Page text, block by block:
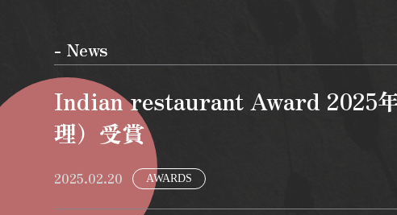
- News
Indian restaurant Award 2025
理）受賞
2025.02.20 AWARDS